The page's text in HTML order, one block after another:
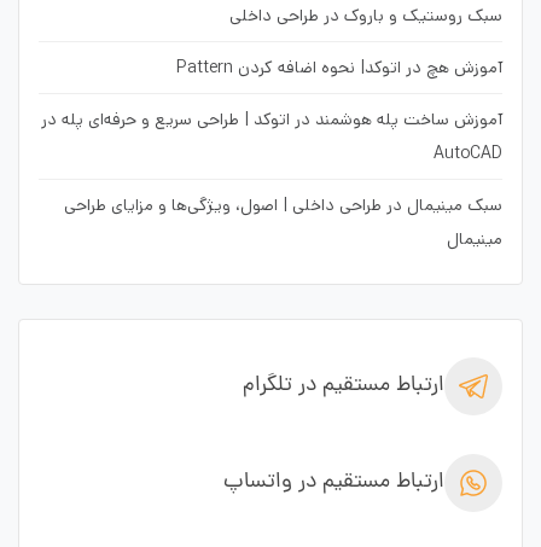
سبک روستیک و باروک در طراحی داخلی
آموزش هچ در اتوکد| نحوه اضافه کردن Pattern
آموزش ساخت پله هوشمند در اتوکد | طراحی سریع و حرفه‌ای پله در
AutoCAD
سبک مینیمال در طراحی داخلی | اصول، ویژگی‌ها و مزایای طراحی
مینیمال
ارتباط مستقیم در تلگرام
ارتباط مستقیم در واتساپ